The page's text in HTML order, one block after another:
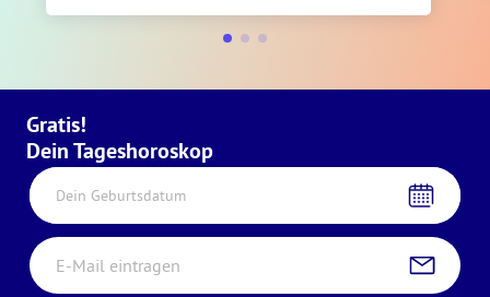
Gratis!
Dein Tageshoroskop
Dein Geburtsdatum